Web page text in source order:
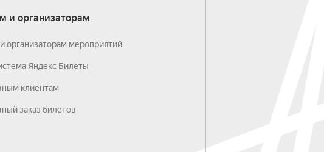
и организаторам
организаторам мероприятий
Яндекс Билеты
клиентам
заказ билетов